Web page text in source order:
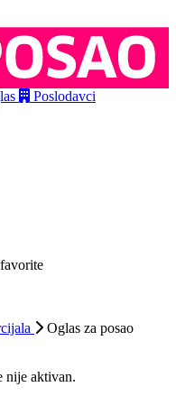
Poslodavci
Oglas za posao
nije aktivan.